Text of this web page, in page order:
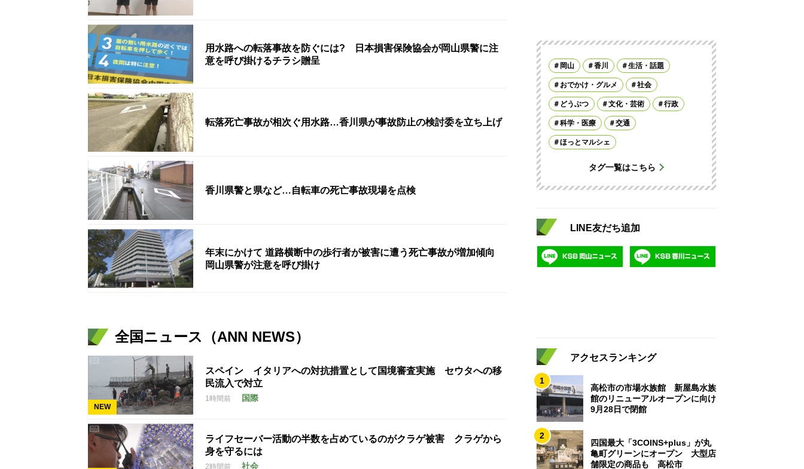
用水路への転落事故を防ぐには? 日本損害保険協会が岡山県警に注
意を呼び掛けるチラシ贈呈
転落死亡事故が相次ぐ用水路…香川県が事故防止の検討委を立ち上げ
香川県警と県など…自転車の死亡事故現場を点検
年末にかけて 道路横断中の歩行者が被害に遭う死亡事故が増加傾向
岡山県警が注意を呼び掛け
全国ニュース（ANN NEWS）
NEW
スペイン イタリアへの対抗措置として国境審査実施 セウタへの移
民流入で対立
1時間前 国際
ライフセーバー活動の半数を占めているのがクラゲ被害 クラゲから
身を守るには
2時間前 社会
岡山 香川 生活・話題
おでかけ・グルメ 社会
どうぶつ 文化・芸術 行政
科学・医療 交通
ほっとマルシェ
タグ一覧はこちら
LINE友だち追加
アクセスランキング
1
高松市の市場水族館 新屋島水族
館のリニューアルオープンに向け
9月28日で閉館
2
四国最大「3COINS+plus」が丸
亀町グリーンにオープン 大型店
舗限定の商品も 高松市